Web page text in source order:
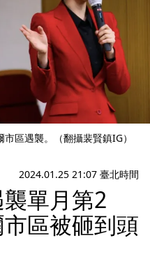
區遇襲。（翻攝裴賢鎮IG）
2024.01.25 21:07 臺北時間
單月第2
區被砸到頭